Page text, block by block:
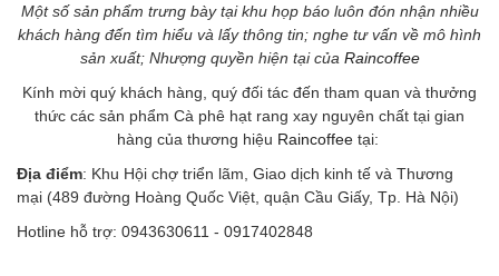
Một số sản phẩm trưng bày tại khu họp báo luôn đón nhận nhiều
khách hàng đến tìm hiểu và lấy thông tin; nghe tư vấn về mô hình
sản xuất; Nhượng quyền hiện tại của Raincoffee
Kính mời quý khách hàng, quý đối tác đến tham quan và thưởng
thức các sản phẩm Cà phê hạt rang xay nguyên chất tại gian
hàng của thương hiệu Raincoffeetại:
Địa điểm: Khu Hội chợ triển lãm, Giao dịch kinh tế và Thương
mại (489 đường Hoàng Quốc Việt, quận Cầu Giấy, Tp. Hà Nội)
Hotline hỗ trợ: 0943630611 - 0917402848